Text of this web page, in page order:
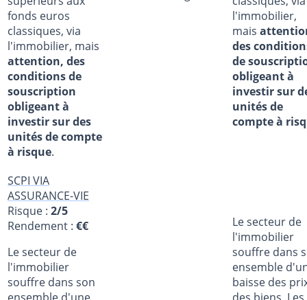
fonds euros
classiques, via
l'immobilier, mais
attention, des
conditions de
souscription
obligeant à
investir sur des
unités de compte
à risque.
l'immobilier,
mais
des
de
obligeant à
investir sur
unités de
compte à
SCPI VIA
ASSURANCE-VIE
Risque : 2/5
Rendement : €€
Le secteur de
l'immobilier
souffre dans son
Le secteur de
l'immobilier
souffre dans
ensemble
baisse des